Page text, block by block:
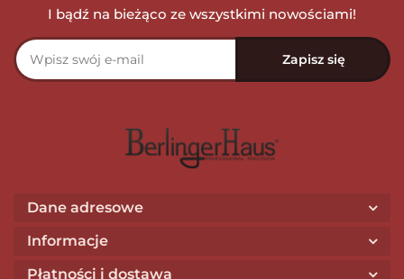
I bądź na bieżąco ze wszystkimi nowościami!
Dane adresowe
Informacje
Płatności i dostawa